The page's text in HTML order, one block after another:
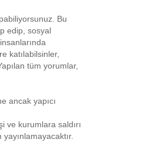
Bu
edip, sosyal
katılabilsinler,
tüm yorumlar,
ancak yapıcı
ve kurumlara saldırı